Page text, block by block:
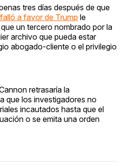
tres días después de que
a favor de Trump le
un tercero nombrado por la
archivo que pueda estar
abogado-cliente o el privilegio
retrasaría la
que los investigadores no
incautados hasta que el
o se emita una orden